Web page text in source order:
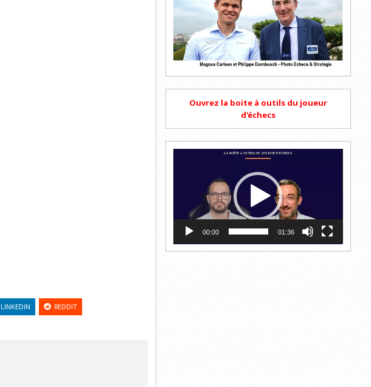
LINKEDIN REDDIT
Ouvrez la boite à outils du joueur
d'échecs
00:00 01:36